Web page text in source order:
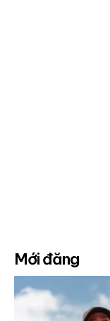
Mới đăng